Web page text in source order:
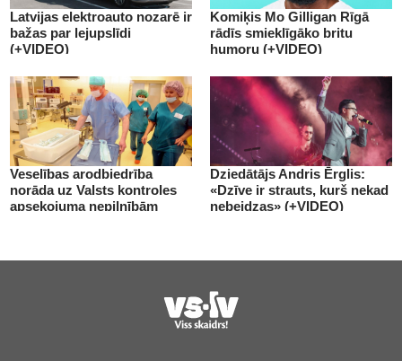
Latvijas elektroauto nozarē ir
bažas par lejupslīdi
(+VIDEO)
Komiķis Mo Gilligan Rīgā
rādīs smieklīgāko britu
humoru (+VIDEO)
Veselības arodbiedrība
norāda uz Valsts kontroles
apsekojuma nepilnībām
Dziedātājs Andris Ērglis:
«Dzīve ir strauts, kurš nekad
nebeidzas» (+VIDEO)